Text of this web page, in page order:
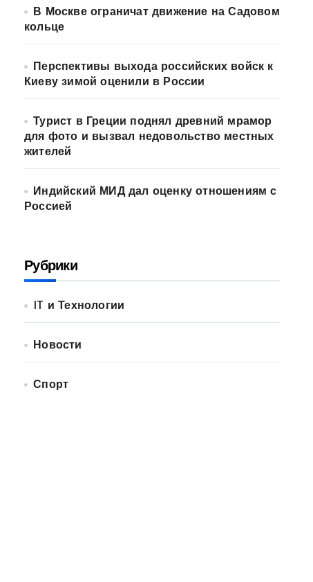
В Москве ограничат движение на Садовом
кольце
Перспективы выхода российских войск к
Киеву зимой оценили в России
Турист в Греции поднял древний мрамор
для фото и вызвал недовольство местных
жителей
Индийский МИД дал оценку отношениям с
Россией
Рубрики
IT и Технологии
Новости
Спорт